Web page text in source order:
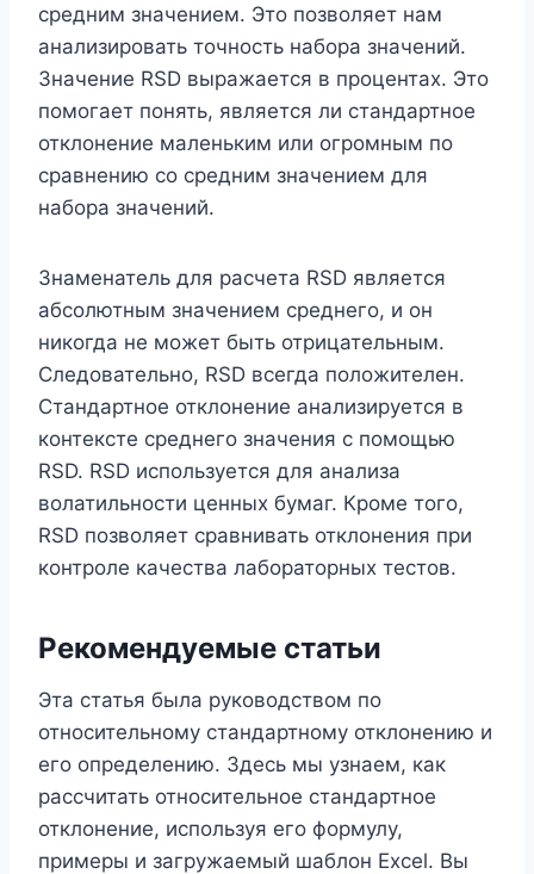
средним значением. Это позволяет нам
анализировать точность набора значений.
Значение RSD выражается в процентах. Это
помогает понять, является ли стандартное
отклонение маленьким или огромным по
сравнению со средним значением для
набора значений.
Знаменатель для расчета RSD является
абсолютным значением среднего, и он
никогда не может быть отрицательным.
Следовательно, RSD всегда положителен.
Стандартное отклонение анализируется в
контексте среднего значения с помощью
RSD. RSD используется для анализа
волатильности ценных бумаг. Кроме того,
RSD позволяет сравнивать отклонения при
контроле качества лабораторных тестов.
Рекомендуемые статьи
Эта статья была руководством по
относительному стандартному отклонению и
его определению. Здесь мы узнаем, как
рассчитать относительное стандартное
отклонение, используя его формулу,
примеры и загружаемый шаблон Excel. Вы